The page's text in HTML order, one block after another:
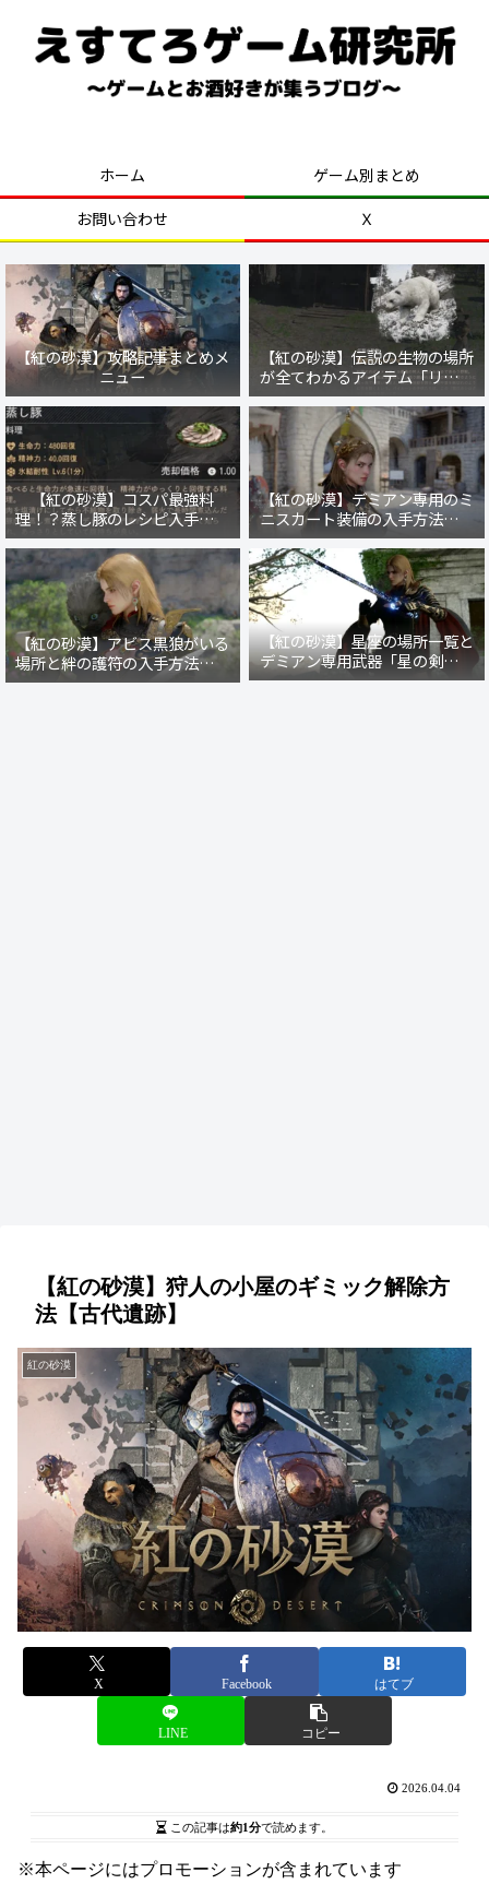
ホーム
ゲーム別まとめ
お問い合わせ
Ｘ
【紅の砂漠】攻略記事まとめメ
ニュー
【紅の砂漠】伝説の生物の場所
が全てわかるアイテム「リブル
の魂」の入手方法
【紅の砂漠】コスパ最強料
理！？蒸し豚のレシピ入手方法
と作り方
【紅の砂漠】デミアン専用のミ
ニスカート装備の入手方法・場
所まとめ【戦場の光】【暗紅の
礼装】
【紅の砂漠】アビス黒狼がいる
場所と絆の護符の入手方法【レ
イシーの秘密商店】
【紅の砂漠】星座の場所一覧と
デミアン専用武器「星の剣」の
入手クエスト発生条件
【紅の砂漠】狩人の小屋のギミック解除方
法【古代遺跡】
紅の砂漠
X Facebook はてブ
LINE コピー
2026.04.04
この記事は約1分で読めます。
※本ページにはプロモーションが含まれています